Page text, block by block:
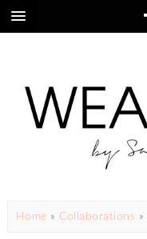
Home » Collaborations »